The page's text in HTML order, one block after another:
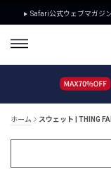
Safari公式ウェブマガジン
ホーム スウェット | THING